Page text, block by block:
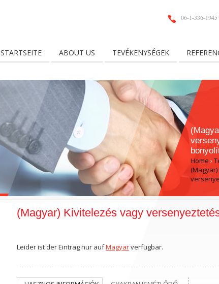
06-1-336-1945
STARTSEITE ABOUT US TEVÉKENYSÉGEK
Home ›
(Magyar) Kivitelezés vagy
Leider ist der Eintrag nur aufMagyarverfügbar.